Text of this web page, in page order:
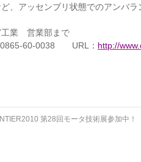
、アッセンブリ状態でのアンバラ
工業 営業部まで
0865-60-0038 URL ： http://
第28回モータ技術展参加中！